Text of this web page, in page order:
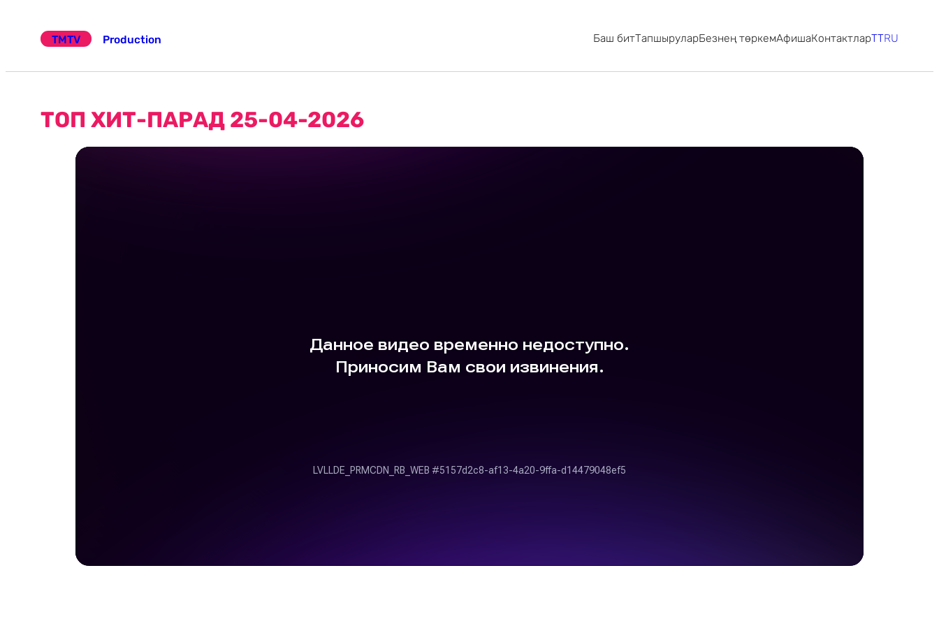
TMTV
Production Баш битТапшыруларБезнең төркемАфишаКонтактларTTRU
ТОП ХИТ-ПАРАД 25-04-2026